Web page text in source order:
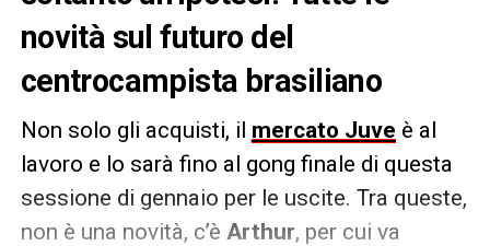
novità sul futuro del
centrocampista brasiliano
Non solo gli acquisti, il mercato Juve è al
lavoro e lo sarà fino al gong finale di questa
sessione di gennaio per le uscite. Tra queste,
non è una novità, c’è Arthur, per cui va